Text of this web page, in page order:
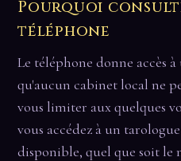
Pourquoi
téléphone
Le téléphone donne accès
qu'aucun cabinet local ne
vous limiter aux quelques
vous accédez à un
disponible, quel que soit le